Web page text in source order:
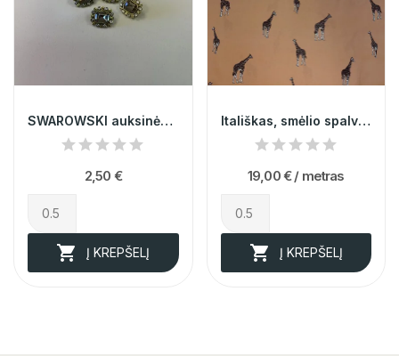
SWAROWSKI auksinės sagos 013249
2,50 €
 Į KREPŠELĮ
Itališkas, smėlio spalvos poliesteris su...
19,00 € / metras
 Į KREPŠELĮ